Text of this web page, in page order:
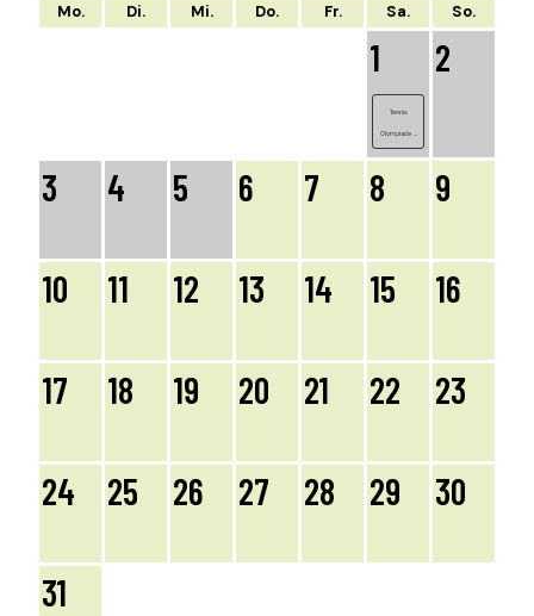
Mo. Di. Mi. Do. Fr. Sa. So.
1
Tennis
Olympiade ...
2
3 4 5 6 7 8 9
10 11 12 13 14 15 16
17 18 19 20 21 22 23
24 25 26 27 28 29 30
31